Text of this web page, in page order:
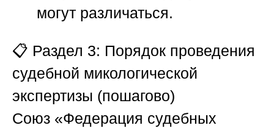
могут различаться.
📋 Раздел 3: Порядок проведения
судебной микологической
экспертизы (пошагово)
Союз «Федерация судебных